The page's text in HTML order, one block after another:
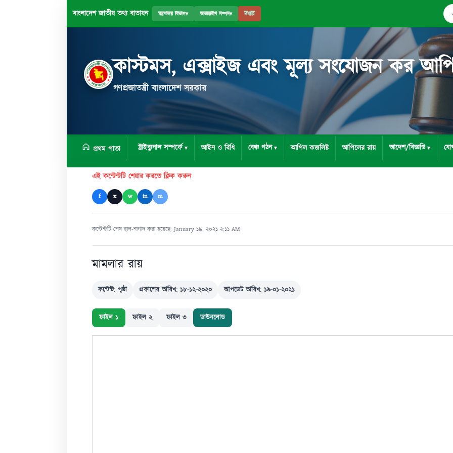
বাংলাদেশ জাতীয় তথ্য বাতায়ন মন্ত্রণালয় বিভাগ▾ অভ্যন্তরীণ সম্পদ▾ দপ্তর
কাস্টমস, এক্সাইজ এবং মূল্য সংযোজন কর আপিল
গণপ্রজাতন্ত্রী বাংলাদেশ সরকার
প্রথম পাতা ট্রাইব্যুনাল সম্পর্কে আইন ও বিধি বেঞ্চ গঠন আপিল কজলিষ্ট আপিলের রায় আদেশ/বিজ্ঞপ্তি
এই কন্টেন্টটি শেয়ার করতে ক্লিক করুন
f x w in m
কন্টেন্টটি শেষ হাল-নাগাদ করা হয়েছে: January ১৯, ২০২১ ২:১১ AM
মামলার রায়
কন্টেন্ট: পৃষ্ঠা প্রকাশের তারিখ: ১৮-১২-২০২০ আপডেট তারিখ: ১৯-০১-২০২১
ফাইল ১ ফাইল ২ ফাইল ৩ ডাউনলোড